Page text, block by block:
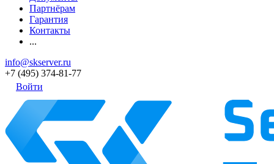
Партнёрам
Гарантия
Контакты
...
info@skserver.ru
+7 (495) 374-81-77
Войти